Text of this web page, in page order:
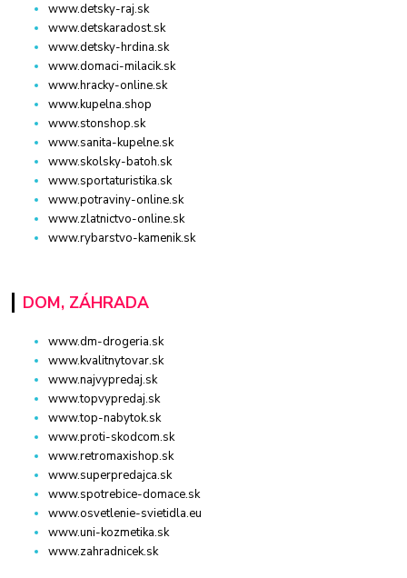
www.detsky-raj.sk
www.detskaradost.sk
www.detsky-hrdina.sk
www.domaci-milacik.sk
www.hracky-online.sk
www.kupelna.shop
www.stonshop.sk
www.sanita-kupelne.sk
www.skolsky-batoh.sk
www.sportaturistika.sk
www.potraviny-online.sk
www.zlatnictvo-online.sk
www.rybarstvo-kamenik.sk
DOM, ZÁHRADA
www.dm-drogeria.sk
www.kvalitnytovar.sk
www.najvypredaj.sk
www.topvypredaj.sk
www.top-nabytok.sk
www.proti-skodcom.sk
www.retromaxishop.sk
www.superpredajca.sk
www.spotrebice-domace.sk
www.osvetlenie-svietidla.eu
www.uni-kozmetika.sk
www.zahradnicek.sk